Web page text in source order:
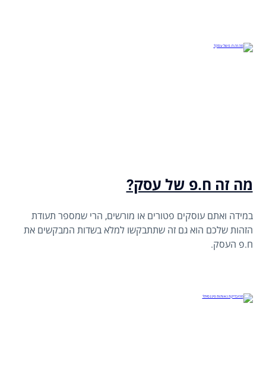
מה זה ח.פ של עסק?
במידה ואתם עוסקים פטורים או מורשים, הרי שמספר תעודת
הזהות שלכם הוא גם זה שתתבקשו למלא בשדות המבקשים את
ח.פ העסק.